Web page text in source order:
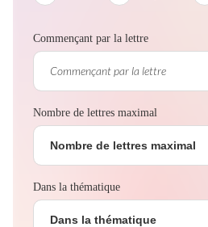
Commençant par la lettre
Nombre de lettres maximal
Nombre de lettres maximal
Dans la thématique
Dans la thématique